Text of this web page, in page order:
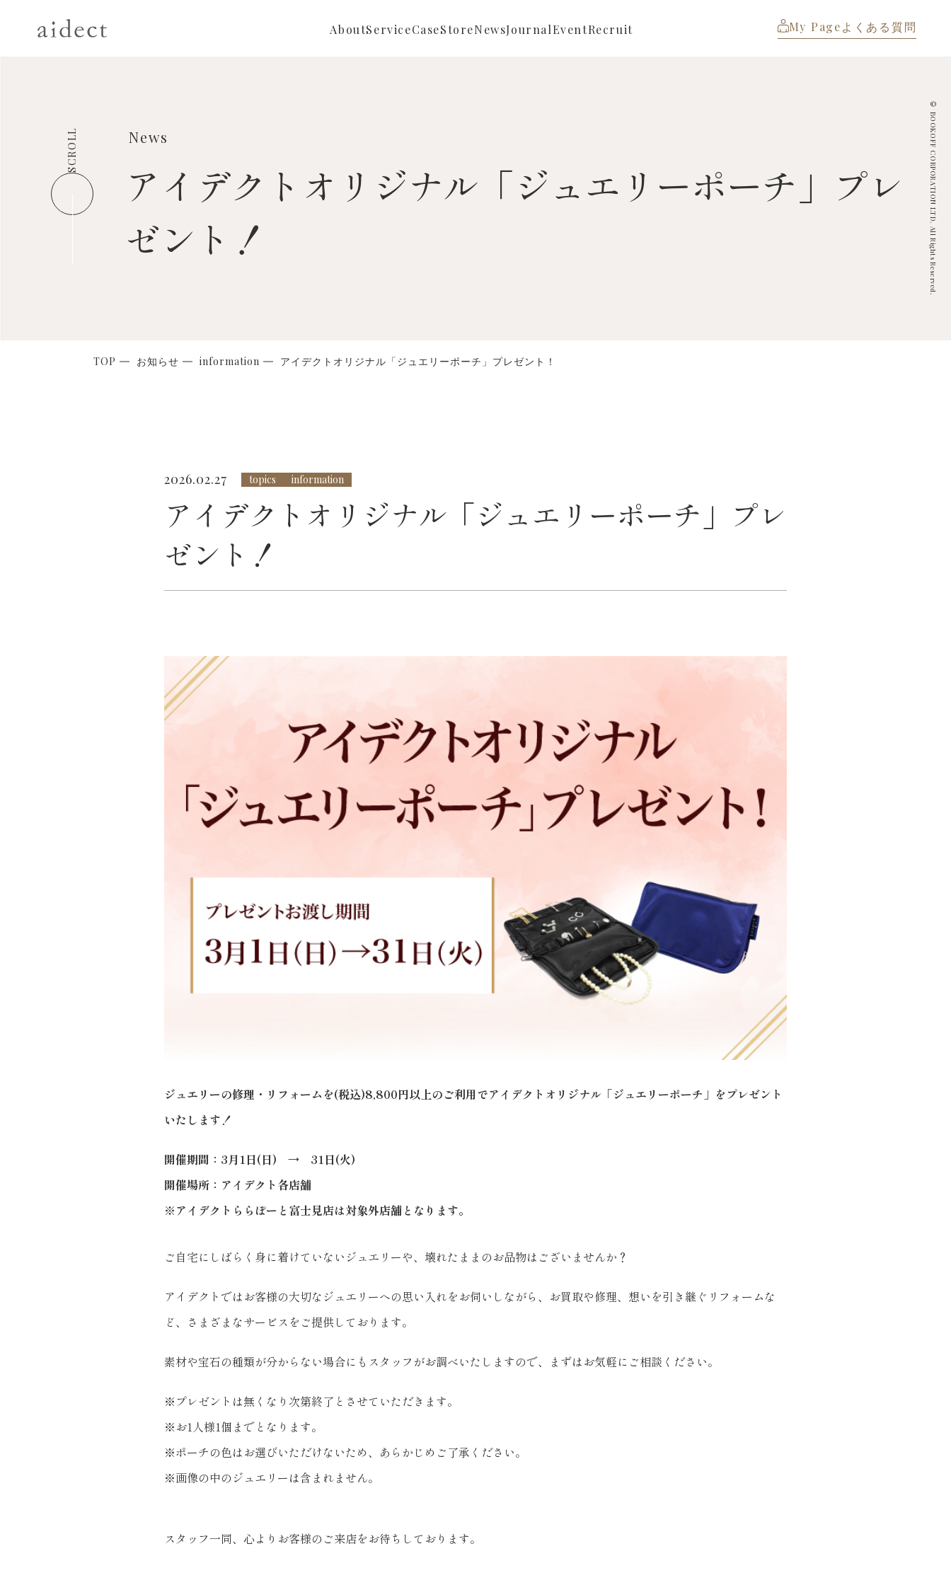
AboutService
Buying
CaseStoreNewsJournalEventRecruit My Pageよくある質問
News
アイデクトオリジナル「ジュエリーポーチ」プレ
ゼント！
SCROLL © BOOKOFF CORPORATION LTD. All Rights Reserved.
TOP お知らせ information アイデクトオリジナル「ジュエリーポーチ」プレゼント！
2026.02.27 topics information
アイデクトオリジナル「ジュエリーポーチ」プレ
ゼント！
ジュエリーの修理・リフォームを(税込)8,800円以上のご利用でアイデクトオリジナル「ジュエリーポーチ」をプレゼント
いたします！
開催期間：3月1日(日) → 31日(火)
開催場所：アイデクト各店舗
※アイデクトららぽーと富士見店は対象外店舗となります。
ご自宅にしばらく身に着けていないジュエリーや、壊れたままのお品物はございませんか？
アイデクトではお客様の大切なジュエリーへの思い入れをお伺いしながら、お買取や修理、想いを引き継ぐリフォームな
ど、さまざまなサービスをご提供しております。
素材や宝石の種類が分からない場合にもスタッフがお調べいたしますので、まずはお気軽にご相談ください。
※プレゼントは無くなり次第終了とさせていただきます。
※お1人様1個までとなります。
※ポーチの色はお選びいただけないため、あらかじめご了承ください。
※画像の中のジュエリーは含まれません。
スタッフ一同、心よりお客様のご来店をお待ちしております。